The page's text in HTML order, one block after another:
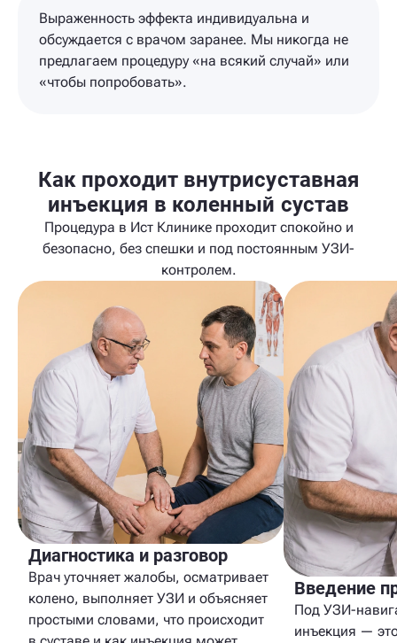
Выраженность эффекта индивидуальна и
обсуждается с врачом заранее. Мы никогда не
предлагаем процедуру «на всякий случай» или
«чтобы попробовать».
Как проходит внутрисуставная
инъекция в коленный сустав
Процедура в Ист Клинике проходит спокойно и
безопасно, без спешки и под постоянным УЗИ-
контролем.
Диагностика и разговор
Врач уточняет жалобы, осматривает
колено, выполняет УЗИ и объясняет
простыми словами, что происходит
Введение
Под УЗИ-
инъекция —